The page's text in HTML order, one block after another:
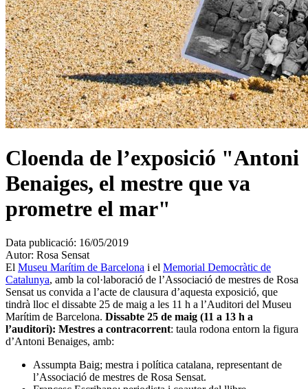
Cloenda de l’exposició "Antoni
Benaiges, el mestre que va
prometre el mar"
Data publicació: 16/05/2019
Autor: Rosa Sensat
El Museu Marítim de Barcelona i el Memorial Democràtic de
Catalunya, amb la col·laboració de l’Associació de mestres de Rosa
Sensat us convida a l’acte de clausura d’aquesta exposició, que
tindrà lloc el dissabte 25 de maig a les 11 h a l’Auditori del Museu
Marítim de Barcelona. Dissabte 25 de maig (11 a 13 h a
l’auditori): Mestres a contracorrent: taula rodona entorn la figura
d’Antoni Benaiges, amb:
Assumpta Baig; mestra i política catalana, representant de
l’Associació de mestres de Rosa Sensat.